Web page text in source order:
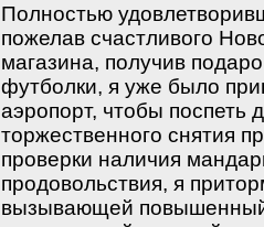
Полностью
пожелав счастливого
магазина, получив
футболки, я уже было
аэропорт, чтобы поспеть
торжественного снятия
проверки наличия
продовольствия, я
вызывающей